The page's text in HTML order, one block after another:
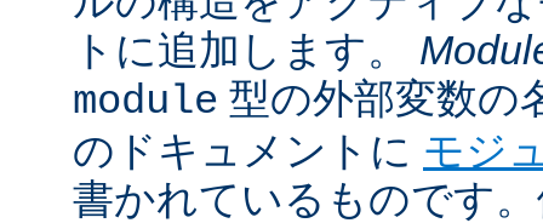
トに追加します。
module 型の外部変数の
のドキュメントに モジ
書かれているものです